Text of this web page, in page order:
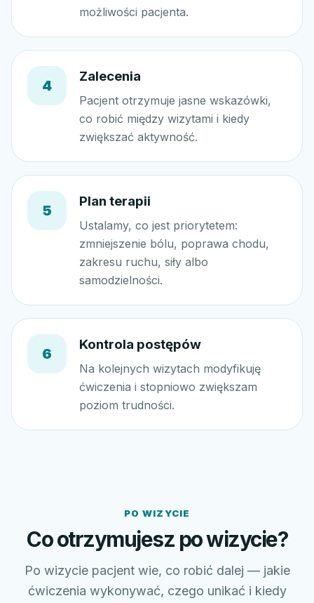
możliwości pacjenta.
4
Zalecenia
Pacjent otrzymuje jasne wskazówki,
co robić między wizytami i kiedy
zwiększać aktywność.
5
Plan terapii
Ustalamy, co jest priorytetem:
zmniejszenie bólu, poprawa chodu,
zakresu ruchu, siły albo
samodzielności.
6
Kontrola postępów
Na kolejnych wizytach modyfikuję
ćwiczenia i stopniowo zwiększam
poziom trudności.
PO WIZYCIE
Co otrzymujesz po wizycie?
Po wizycie pacjent wie, co robić dalej — jakie
ćwiczenia wykonywać, czego unikać i kiedy